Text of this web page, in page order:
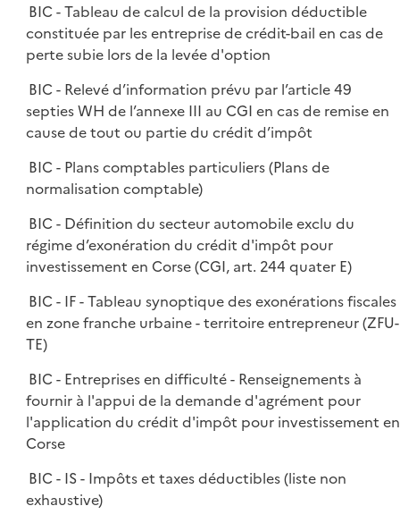
BIC - Tableau de calcul de la provision déductible
constituée par les entreprise de crédit-bail en cas de
perte subie lors de la levée d'option
BIC - Relevé d’information prévu par l’article 49
septies WH de l’annexe III au CGI en cas de remise en
cause de tout ou partie du crédit d’impôt
BIC - Plans comptables particuliers (Plans de
normalisation comptable)
BIC - Définition du secteur automobile exclu du
régime d’exonération du crédit d'impôt pour
investissement en Corse (CGI, art. 244 quater E)
BIC - IF - Tableau synoptique des exonérations fiscales
en zone franche urbaine - territoire entrepreneur (ZFU-
TE)
BIC - Entreprises en difficulté - Renseignements à
fournir à l'appui de la demande d'agrément pour
l'application du crédit d'impôt pour investissement en
Corse
BIC - IS - Impôts et taxes déductibles (liste non
exhaustive)